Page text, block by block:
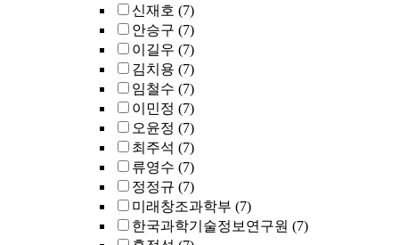
신재호 (7)
안승구 (7)
이길우 (7)
김치용 (7)
임철수 (7)
이민정 (7)
오윤정 (7)
최주석 (7)
류영수 (7)
정정규 (7)
미래창조과학부 (7)
한국과학기술정보연구원 (7)